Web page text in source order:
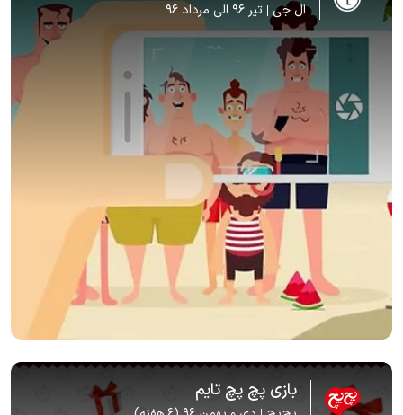
ال جی تیر 96 الی مرداد 96
بازی پچ پچ تایم